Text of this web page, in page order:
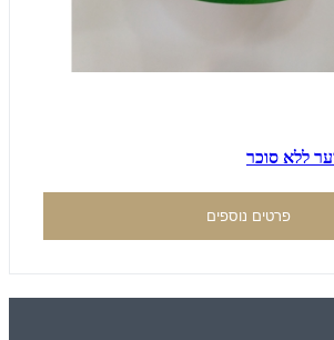
ללא סוכר
פרטים נוספים